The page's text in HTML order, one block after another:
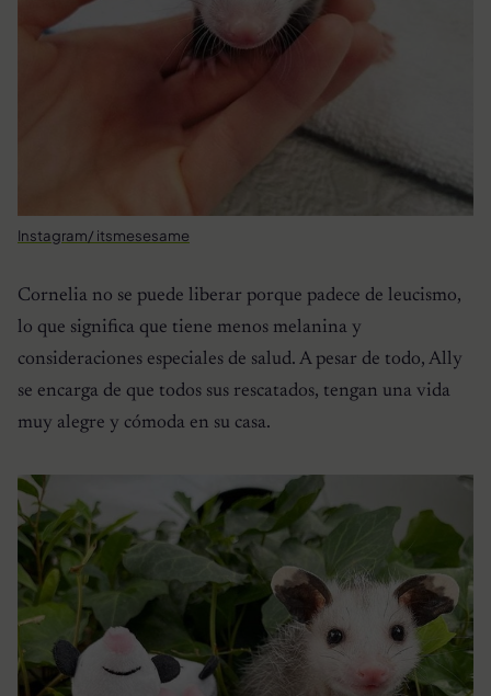
Instagram/ itsmesesame
Cornelia no se puede liberar porque padece de leucismo,
lo que significa que tiene menos melanina y
consideraciones especiales de salud. A pesar de todo, Ally
se encarga de que todos sus rescatados, tengan una vida
muy alegre y cómoda en su casa.